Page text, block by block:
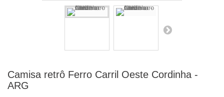
Camisa retrô Ferro Carril Oeste Cordinha -
ARG